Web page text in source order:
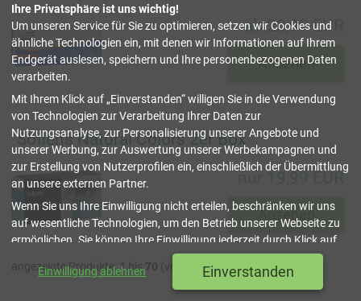
ab 28,99 EUR
Ansehen
Soflens Natural Colors 2er Box
nur 19,99 EUR
Ansehen
angezeigte Produkte:1bis70 (von insgesamt)
Ihre Privatsphäre ist uns wichtig!
Um unseren Service für Sie zu optimieren, setzen wir Cookies und
ähnliche Technologien ein, mit denen wir Informationen auf Ihrem
Endgerät auslesen, speichern und Ihre personenbezogenen Daten
verarbeiten.
Mit Ihrem Klick auf Einverstanden willigen Sie in die Verwendung
von Technologien zur Verarbeitung Ihrer Daten zur
Nutzungsanalyse, zur Personalisierung unserer Angebote und
unserer Werbung, zur Auswertung unserer Werbekampagnen und
zur Erstellung von Nutzerprofilen ein, einschließlich der Übermittlung
an unsere externen Partner.
Wenn Sie uns Ihre Einwilligung nicht erteilen, beschränken wir uns
auf wesentliche Technologien, um den Betrieb unserer Webseite zu
ermöglichen. Sie können Ihre Einwilligung jederzeit durch Klick auf
verwalten oder widerrufen. Weitere
Details finden Sie in unserer Datenschutzerklärung.
Einwilligung ablehnen Einverstanden
schließen